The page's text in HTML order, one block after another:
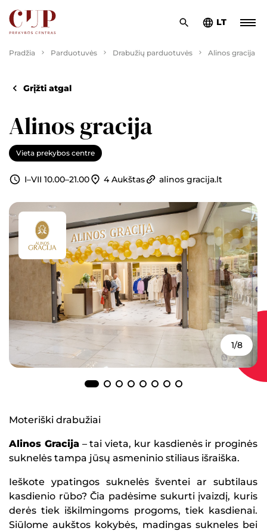
LT
Pradžia Parduotuvės Drabužių parduotuvės Alinos gracija
Grįžti atgal
Alinos gracija
Vieta prekybos centre
I–VII 10.00–21.00 4 Aukštas alinos gracija.lt
1/8
Moteriški drabužiai
Alinos Gracija– tai vieta, kur kasdienės ir proginės
suknelės tampa jūsų asmeninio stiliaus išraiška.
Ieškote ypatingos suknelės šventei ar subtilaus
kasdienio rūbo? Čia padėsime sukurti įvaizdį, kuris
derės tiek iškilmingoms progoms, tiek kasdienai.
Siūlome aukštos kokybės, madingas sukneles bei